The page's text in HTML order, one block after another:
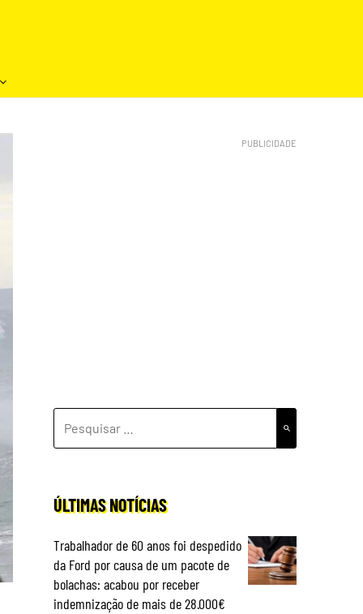
POR:
ÚLTIMAS NOTÍCIAS
Trabalhador de 60 anos foi despedido
da Ford por causa de um pacote de
bolachas: acabou por receber
indemnização de mais de 28.000€